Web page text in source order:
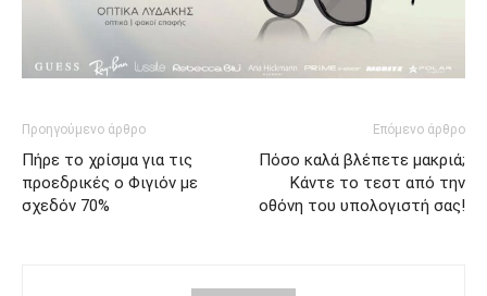
Προηγούμενο άρθρο
Πήρε το χρίσμα για τις
προεδρικές ο Φιγιόν με
σχεδόν 70%
Επόμενο άρθρο
Πόσο καλά βλέπετε μακριά;
Κάντε το τεστ από την
οθόνη του υπολογιστή σας!